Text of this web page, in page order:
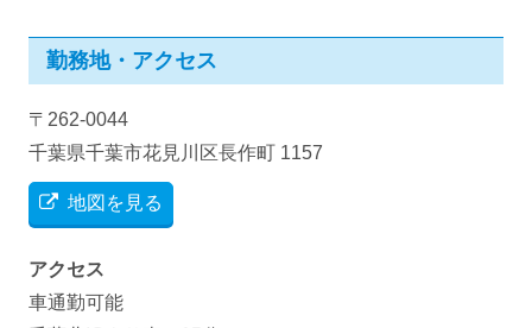
勤務地・アクセス
〒262-0044
千葉県千葉市花見川区長作町 1157
地図を見る
アクセス
車通勤可能